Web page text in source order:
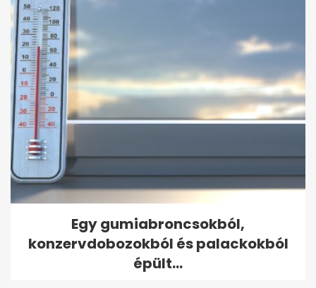
Egy gumiabroncsokból,
konzervdobozokból és palackokból
épült...